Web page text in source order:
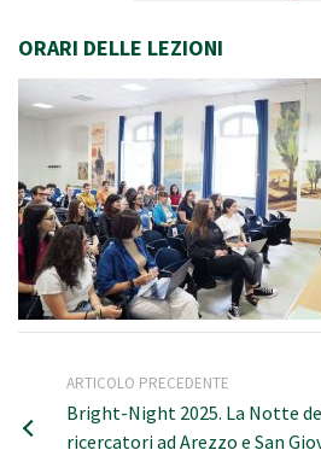
ORARI DELLE LEZIONI
ARTICOLO PRECEDENTE
Bright-Night 2025. La Notte
ricercatori ad Arezzo e San